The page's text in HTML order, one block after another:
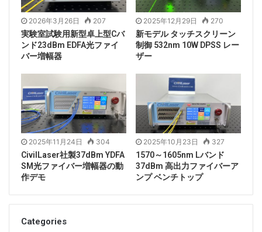
1085nmファイバー結合レーザーは、その独自の技術的
ける重要なツールになりつつあります。技術の継続的な
2026年3月26日 207
実験室試験用新型卓上型Cバ
ンド23dBm EDFA光ファイ
バー増幅器
2025年12月29日 270
新モデル タッチスクリーン
制御 532nm 10W DPSS レー
ザー
2025年11月24日 304
CivilLaser社製37dBm YDFA
SM光ファイバー増幅器の動
作デモ
2025年10月23日 327
1570～1605nm Lバンド
37dBm 高出力ファイバーア
ンプ ベンチトップ
Categories